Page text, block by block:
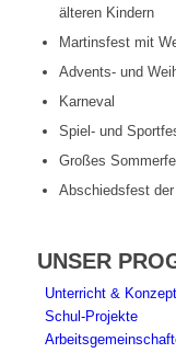
älteren Kindern
Martinsfest mit
Advents- und
Karneval
Spiel- und
Großes
Abschiedsfest
UNSER
Unterricht &
Schul-Projekte